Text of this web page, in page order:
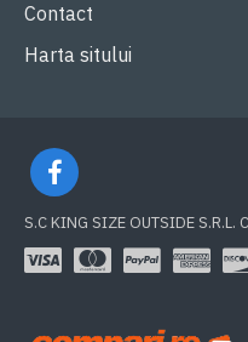
Contact
Harta sitului
S.C KING SIZE OUTSIDE